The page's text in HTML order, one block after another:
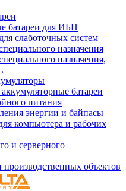
батареи для ИБП
слаботочных систем
назначения
назначения,
батареи
питания
энергии и байпасы
компьютера и рабочих
и серверного
объектов